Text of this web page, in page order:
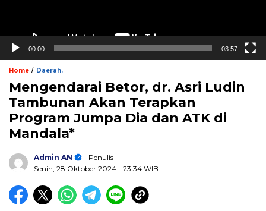
00:00 03:57
Home / Daerah.
Mengendarai Betor, dr. Asri Ludin
Tambunan Akan Terapkan
Program Jumpa Dia dan ATK di
Mandala*
Admin AN
- Penulis
Senin, 28 Oktober 2024 - 23:34 WIB